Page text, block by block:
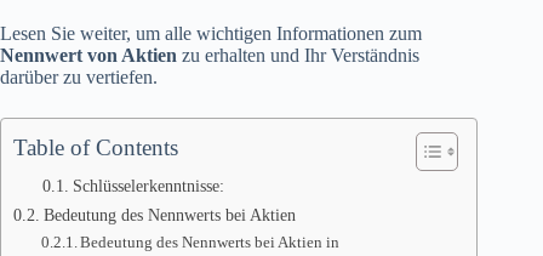
Lesen Sie weiter, um alle wichtigen Informationen zum
Nennwert von Aktien zu erhalten und Ihr Verständnis
darüber zu vertiefen.
Table of Contents
Schlüsselerkenntnisse:
Bedeutung des Nennwerts bei Aktien
Bedeutung des Nennwerts bei Aktien in